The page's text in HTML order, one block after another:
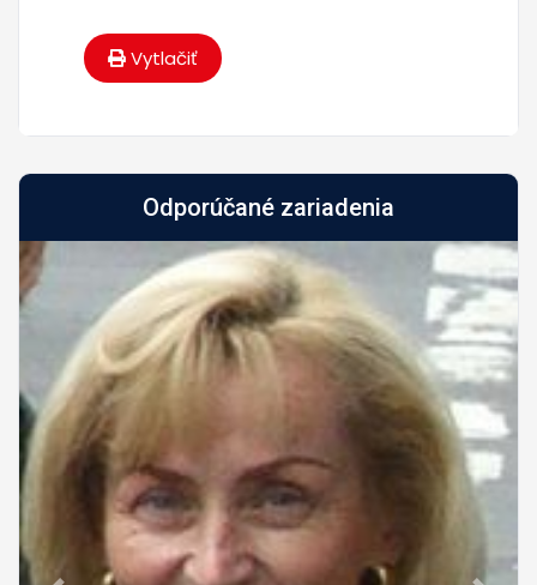
Vytlačiť
Odporúčané zariadenia